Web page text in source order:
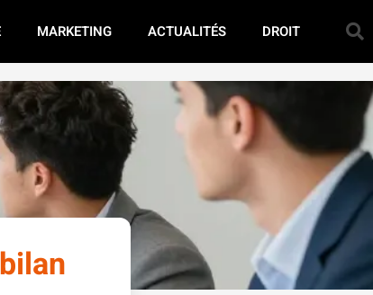
MARKETING ACTUALITÉS DROIT